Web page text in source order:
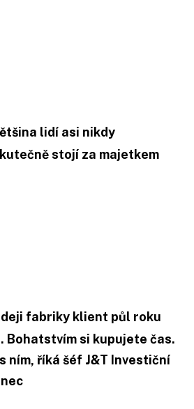
lidí asi nikdy
stojí za majetkem
fabriky klient půl roku
Bohatstvím si kupujete čas.
ním, říká šéf J&T Investiční